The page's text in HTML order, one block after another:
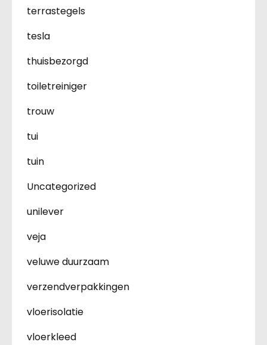
terrastegels
tesla
thuisbezorgd
toiletreiniger
trouw
tui
tuin
Uncategorized
unilever
veja
veluwe duurzaam
verzendverpakkingen
vloerisolatie
vloerkleed